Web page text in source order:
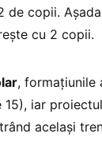
de copii.
cu 2 copii.
, formațiunile
iar
același